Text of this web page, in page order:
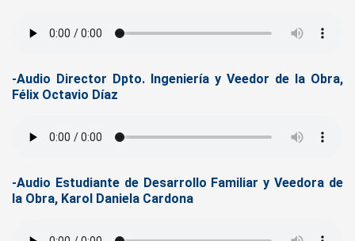
-Audio Director Dpto. Ingeniería y Veedor de la Obra,
Félix Octavio Díaz
-Audio Estudiante de Desarrollo Familiar y Veedora de
la Obra, Karol Daniela Cardona